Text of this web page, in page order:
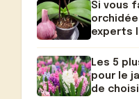
Si vous
experts
Les 5
pour le
de